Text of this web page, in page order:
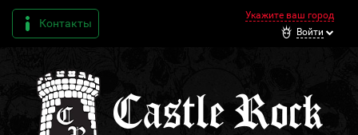
Контакты
Укажите ваш город
Войти